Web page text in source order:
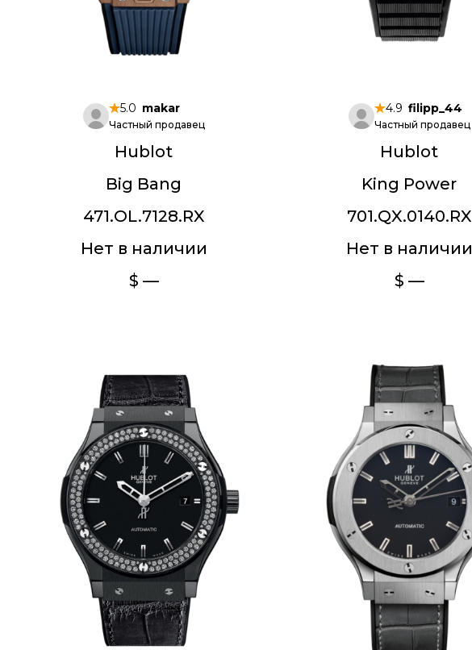
5.0 makar
Частный продавец
Hublot
Big Bang
471.OL.7128.RX
Нет в наличии
$ —
4.9 filipp_44
Частный продавец
Hublot
King Power
701.QX.0140.RX
Нет в наличии
$ —